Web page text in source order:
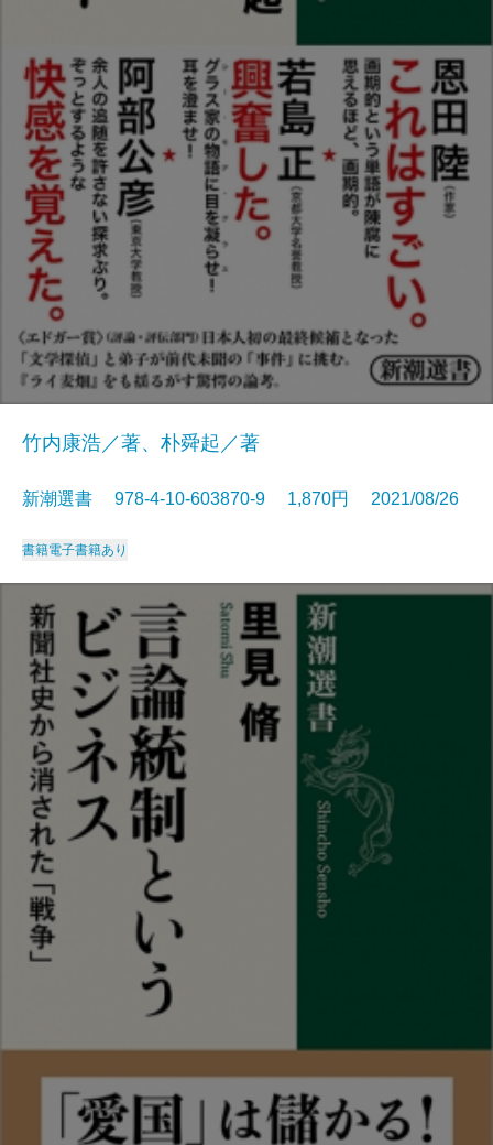
竹内康浩／著、朴舜起／著
新潮選書 978-4-10-603870-9 1,870円 2021/08/26
書籍電子書籍あり